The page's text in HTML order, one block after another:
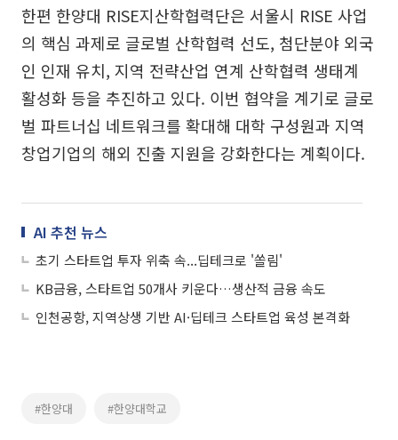
한편 한양대 RISE지산학협력단은 서울시 RISE 사업
의 핵심 과제로 글로벌 산학협력 선도, 첨단분야 외국
인 인재 유치, 지역 전략산업 연계 산학협력 생태계
활성화 등을 추진하고 있다. 이번 협약을 계기로 글로
벌 파트너십 네트워크를 확대해 대학 구성원과 지역
창업기업의 해외 진출 지원을 강화한다는 계획이다.
AI 추천 뉴스
초기 스타트업 투자 위축 속...딥테크로 '쏠림'
KB금융, 스타트업 50개사 키운다…생산적 금융 속도
인천공항, 지역상생 기반 AI·딥테크 스타트업 육성 본격화
#한양대 #한양대학교